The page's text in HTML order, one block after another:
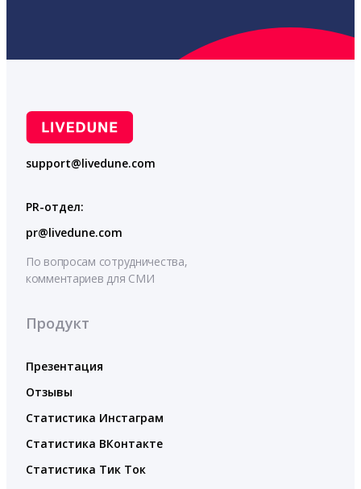
support@livedune.com
PR-отдел:
pr@livedune.com
По вопросам сотрудничества,
комментариев для СМИ
Продукт
Презентация
Отзывы
Статистика Инстаграм
Статистика ВКонтакте
Статистика Тик Ток